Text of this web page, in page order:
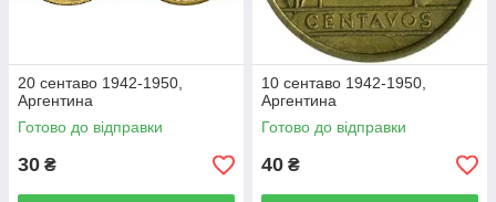
20 сентаво 1942-1950,
Аргентина
Готово до відправки
30 ₴
10 сентаво 1942-1950,
Аргентина
Готово до відправки
40 ₴